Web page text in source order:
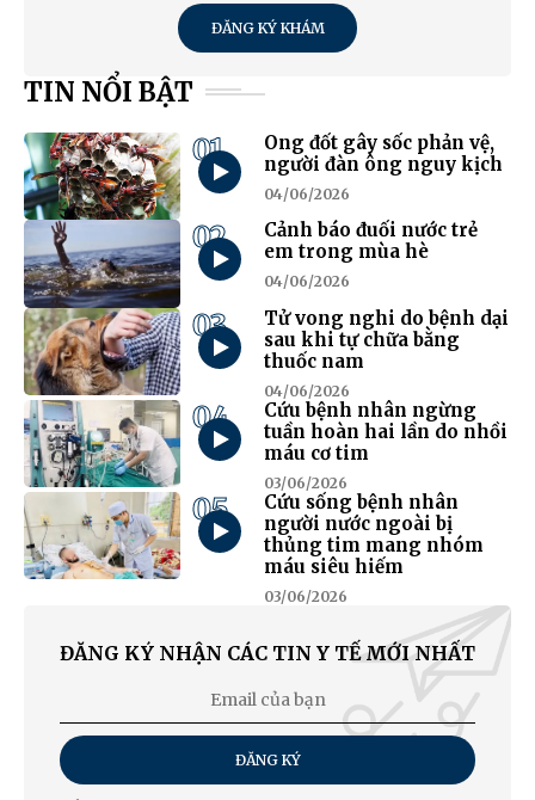
ĐĂNG KÝ KHÁM
TIN NỔI BẬT
01
Ong đốt gây sốc phản vệ,
người đàn ông nguy kịch
04/06/2026
02
Cảnh báo đuối nước trẻ
em trong mùa hè
04/06/2026
03
Tử vong nghi do bệnh dại
sau khi tự chữa bằng
thuốc nam
04/06/2026
04
Cứu bệnh nhân ngừng
tuần hoàn hai lần do nhồi
máu cơ tim
03/06/2026
05
Cứu sống bệnh nhân
người nước ngoài bị
thủng tim mang nhóm
máu siêu hiếm
03/06/2026
ĐĂNG KÝ NHẬN CÁC TIN Y TẾ MỚI NHẤT
ĐĂNG KÝ